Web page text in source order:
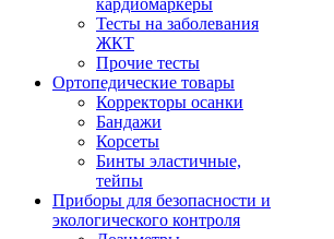
кардиомаркеры
Тесты на заболевания
ЖКТ
Прочие тесты
Ортопедические товары
Корректоры осанки
Бандажи
Корсеты
Бинты эластичные,
тейпы
Приборы для безопасности и
экологического контроля